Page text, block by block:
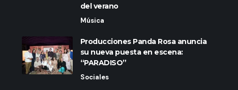
del verano
Música
Producciones Panda Rosa anuncia
su nueva puesta en escena:
“PARADISO”
Sociales